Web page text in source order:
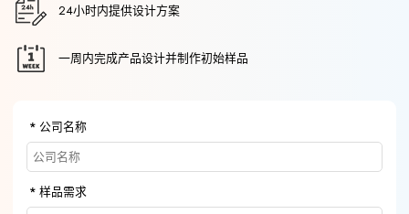
24小时内提供设计方案
一周内完成产品设计并制作初始样品
公司名称
样品需求